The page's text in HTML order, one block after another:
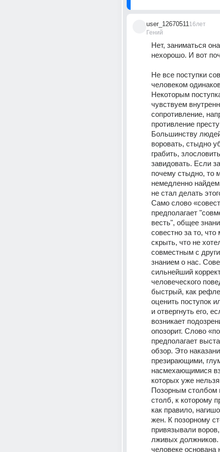
user_12670511
Гений
16лет
Нет, заниматься
нехорошо. И вот
Не все поступки
человеком
Некоторым
чувствуем
сопротивление,
противление
Большинству
воровать, стыдно
грабить,
завидовать. Если
почему стыдно, то
немедленно
не стал делать
Само слово
предполагает
весть", общее
совестно за то,
скрыть, что не
совместным с
знанием о нас.
сильнейший
человеческого
быстрый, как
оценить поступок
и отвергнуть его,
возникает
опозорит. Слово
предполагает
обзор. Это
презирающими,
насмехающимися
которых уже
Позорным столбом
столб, к которому
как правило,
жен. К позорному
привязывали
лживых должников.
человеке основана